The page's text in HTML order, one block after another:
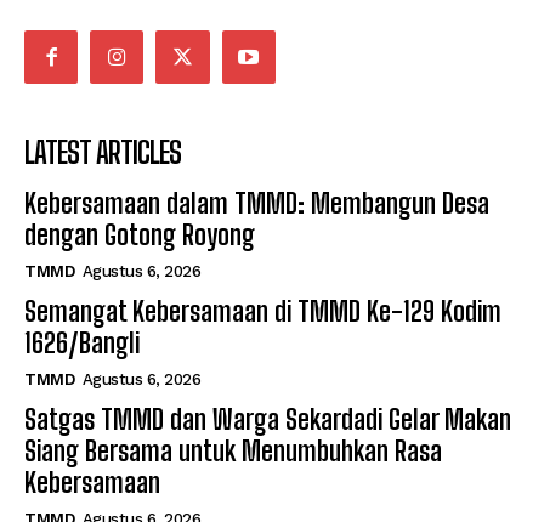
LATEST ARTICLES
Kebersamaan dalam TMMD: Membangun Desa
dengan Gotong Royong
TMMD Agustus 6, 2026
Semangat Kebersamaan di TMMD Ke-129 Kodim
1626/Bangli
TMMD Agustus 6, 2026
Satgas TMMD dan Warga Sekardadi Gelar Makan
Siang Bersama untuk Menumbuhkan Rasa
Kebersamaan